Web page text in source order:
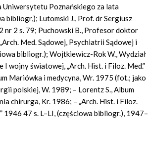
Uniwersytetu Poznańskiego za lata
bibliogr,); Lutomski J., Prof. dr Sergiusz
nr 2 s. 79; Puchowski B., Profesor doktor
Med. Sądowej, Psychiatrii Sądowej i
bibliogr.); Wojtkiewicz-Rok W., Wydział
wojny światowej, „Arch. Hist. i Filoz. Med.”
Mariówka i medycyna, Wr. 1975 (fot.; jako
polskiej, W. 1989; – Lorentz S., Album
chirurga, Kr. 1986; – „Arch. Hist. i Filoz.
1946 47 s. L–LI, (częściowa bibliogr.), 1947–